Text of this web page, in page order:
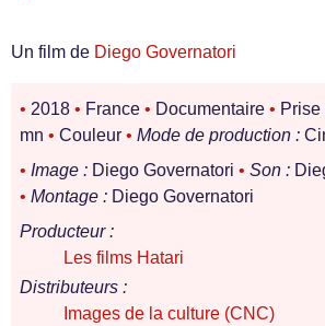
Un film de Diego Governatori
• 2018 • France • Documentaire •
mn • Couleur • Mode de production :
• Image : Diego Governatori • Son :
• Montage : Diego Governatori
Producteur :
Les films Hatari
Distributeurs :
Images de la culture (CNC)